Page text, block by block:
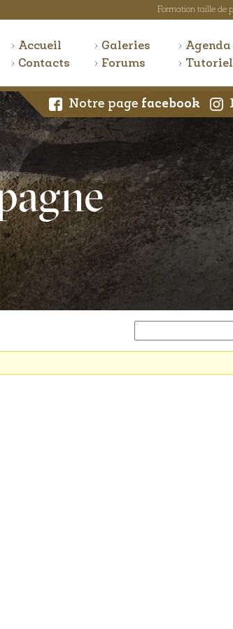
Formation taille de
Accueil Galeries Agenda
Contacts
Forums
Notre page facebook